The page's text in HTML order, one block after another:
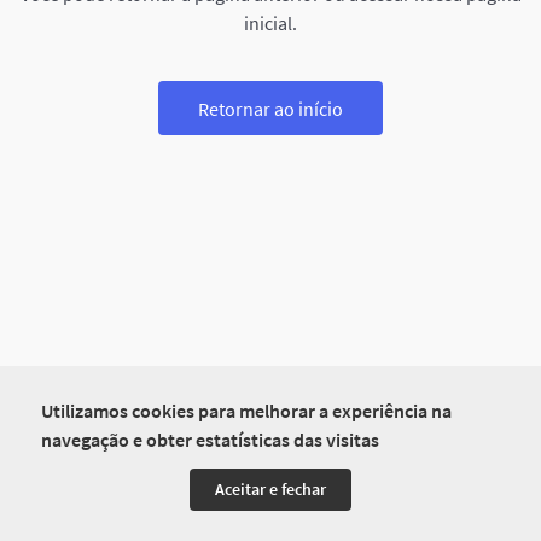
Utilizamos cookies para melhorar a experiência na
navegação e obter estatísticas das visitas
Aceitar e fechar
inicial.
Retornar ao início